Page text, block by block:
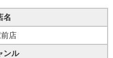
名
店
ンル